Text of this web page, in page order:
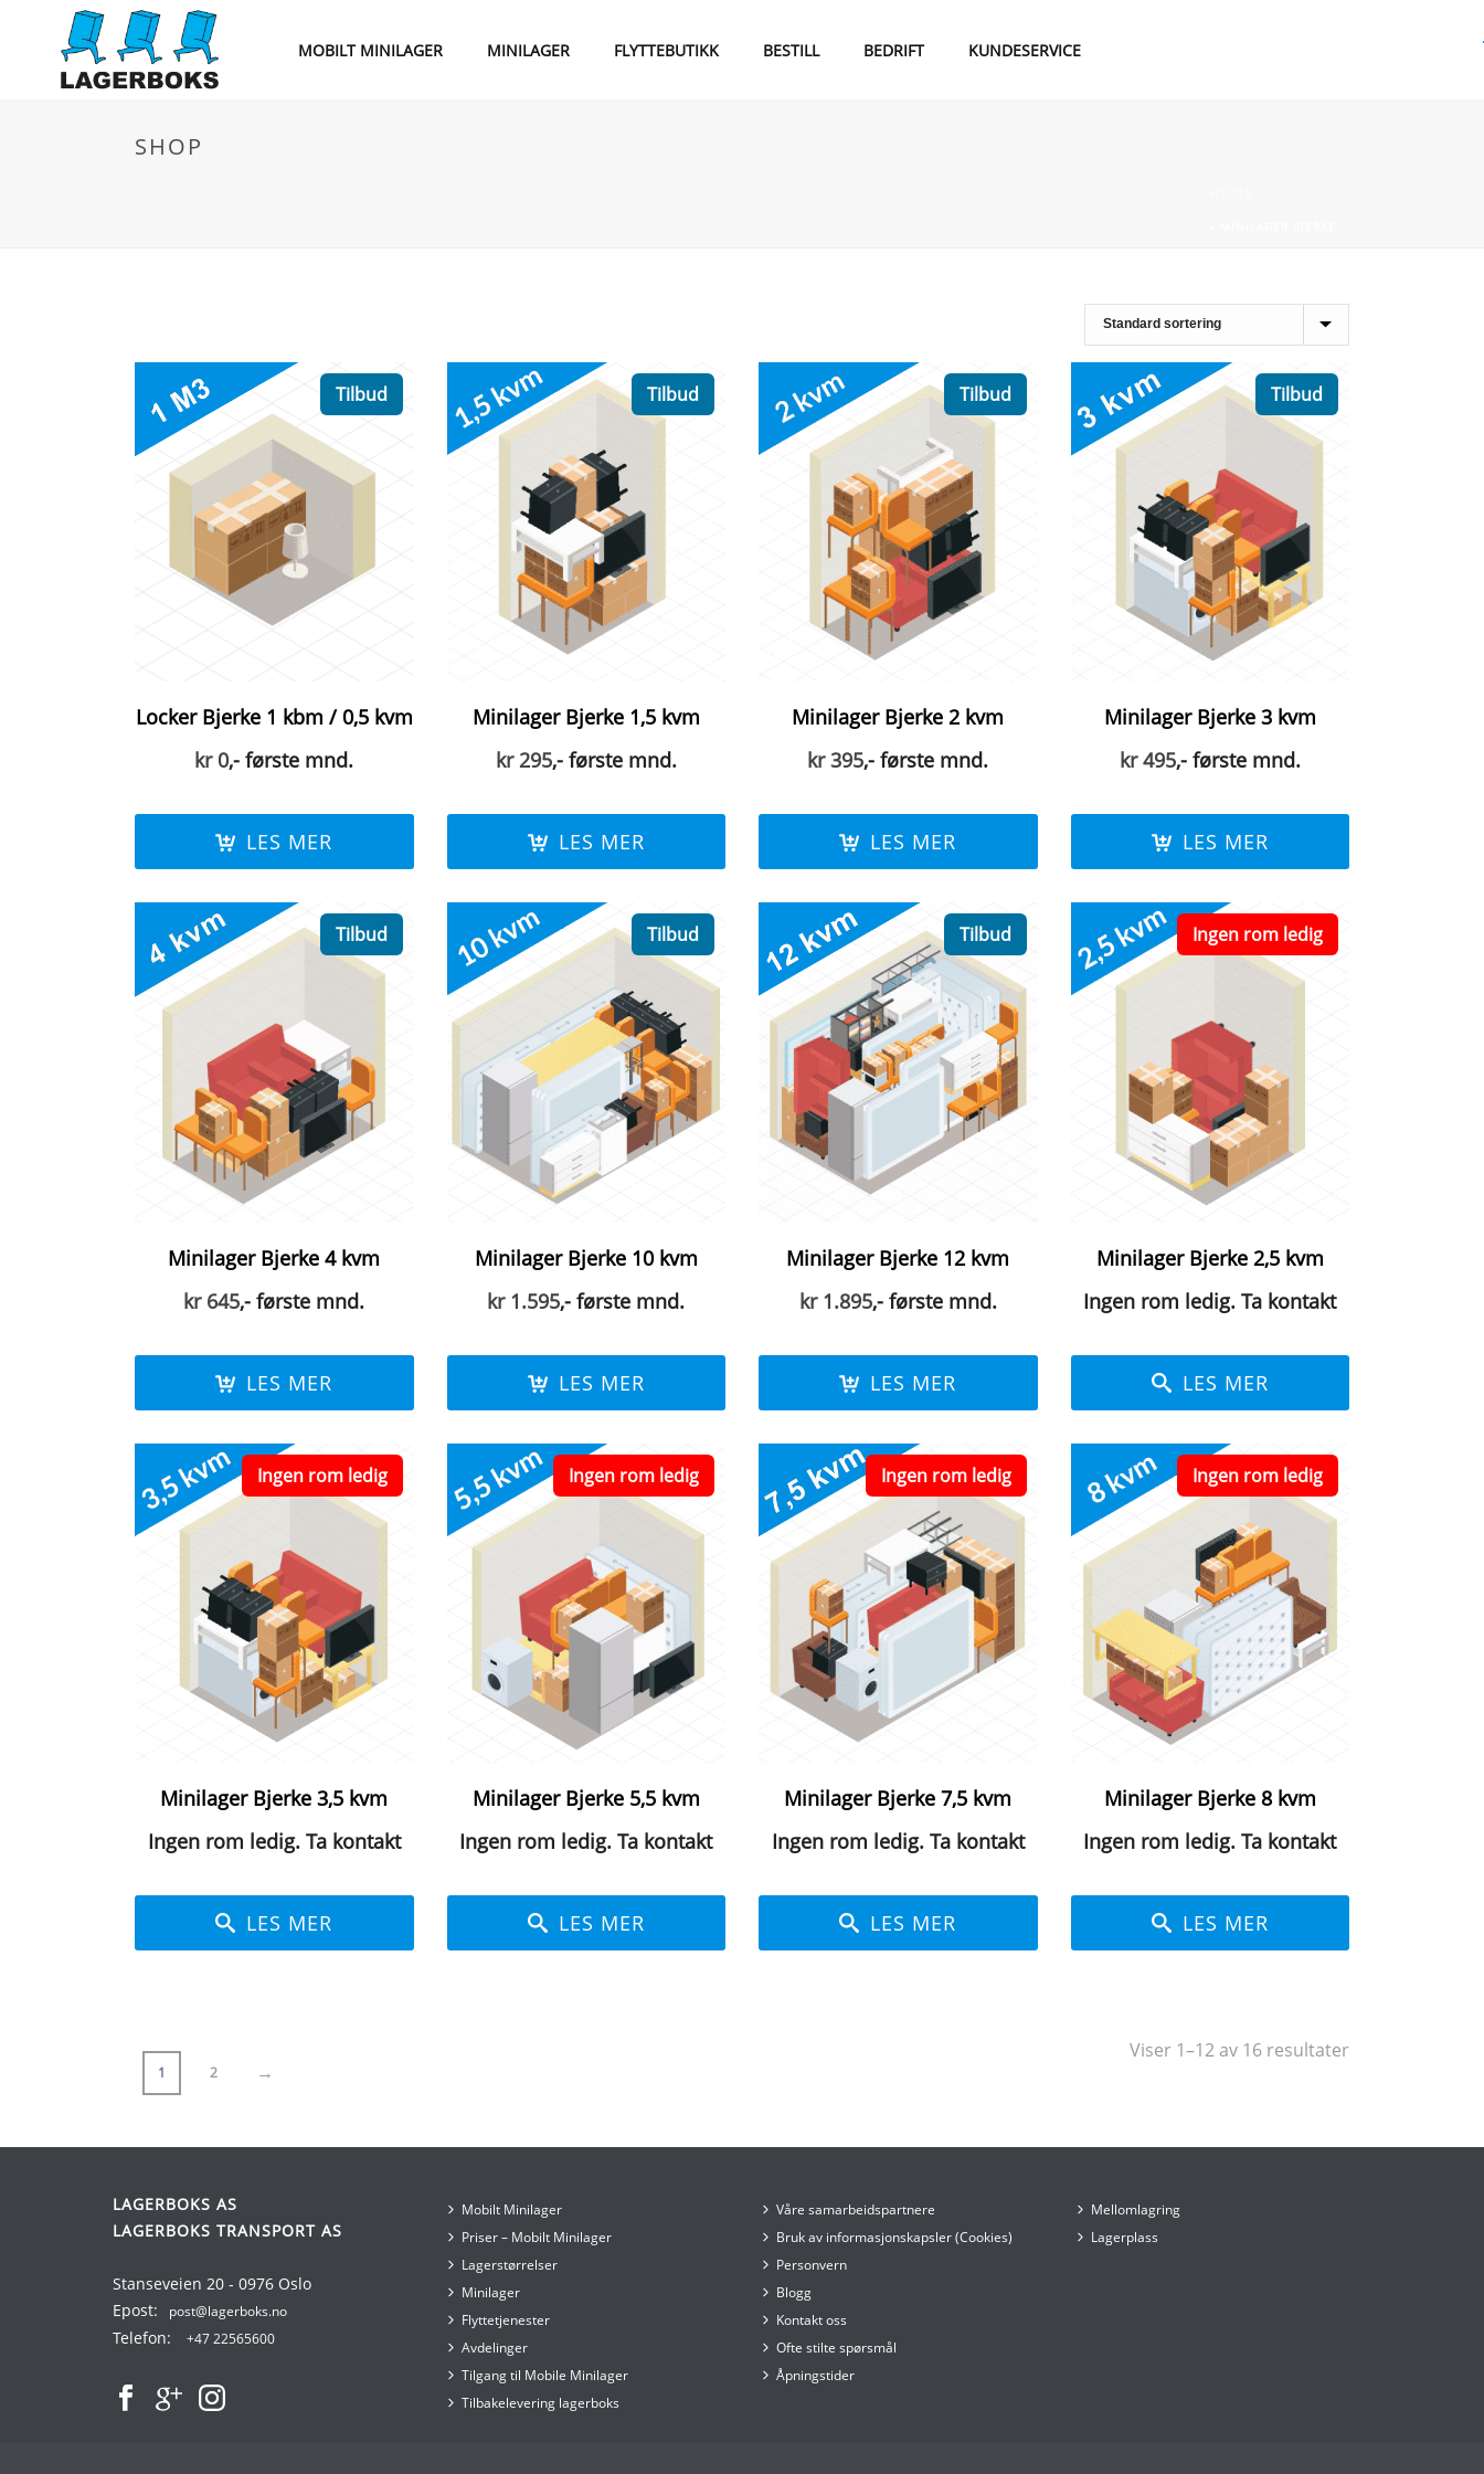
MOBILT MINILAGER MINILAGER FLYTTEBUTIKK BESTILL BEDRIFT KUNDESERVICE
SHOP
Tilbud
Locker Bjerke 1 kbm / 0,5 kvm
kr0,- første mnd.
LES MER
Tilbud
Minilager Bjerke 1,5 kvm
kr295,- første mnd.
LES MER
Tilbud
Minilager Bjerke 2 kvm
kr395,- første mnd.
LES MER
Tilbud
Minilager Bjerke 3 kvm
kr495,- første mnd.
LES MER
Tilbud
Minilager Bjerke 4 kvm
kr645,- første mnd.
LES MER
Tilbud
Minilager Bjerke 10 kvm
kr1.595,- første mnd.
LES MER
Tilbud
Minilager Bjerke 12 kvm
kr1.895,- første mnd.
LES MER
Ingen rom ledig
Minilager Bjerke 2,5 kvm
Ingen rom ledig. Ta kontakt
LES MER
Ingen rom ledig
Minilager Bjerke 3,5 kvm
Ingen rom ledig. Ta kontakt
LES MER
Ingen rom ledig
Minilager Bjerke 5,5 kvm
Ingen rom ledig. Ta kontakt
LES MER
Ingen rom ledig
Minilager Bjerke 7,5 kvm
Ingen rom ledig. Ta kontakt
LES MER
Ingen rom ledig
Minilager Bjerke 8 kvm
Ingen rom ledig. Ta kontakt
LES MER
1 2 →
Viser 1–12 av 16 resultater
LAGERBOKS AS
LAGERBOKS TRANSPORT AS
Stanseveien 20 - 0976 Oslo
Epost:
post@lagerboks.no
Telefon: +47 22565600
Mobilt Minilager
Priser – Mobilt Minilager
Lagerstørrelser
Minilager
Flyttetjenester
Avdelinger
Tilgang til Mobile Minilager
Tilbakelevering lagerboks
Våre samarbeidspartnere
Bruk av informasjonskapsler (Cookies)
Personvern
Blogg
Kontakt oss
Ofte stilte spørsmål
Åpningstider
Mellomlagring
Lagerplass